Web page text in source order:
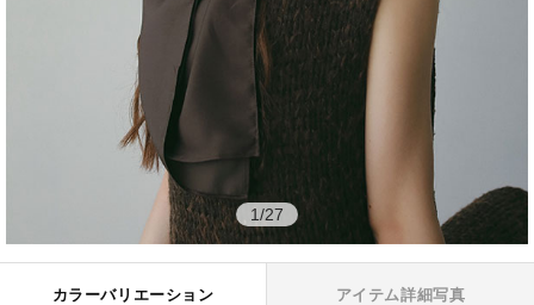
1/27
カラーバリエーション アイテム詳細写真